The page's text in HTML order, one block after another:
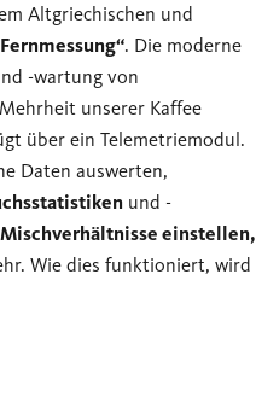
Altgriechischen und
. Die moderne
-wartung von
unserer Kaffee
über ein Telemetriemodul.
Daten auswerten,
und -
einstellen,
Wie dies funktioniert, wird